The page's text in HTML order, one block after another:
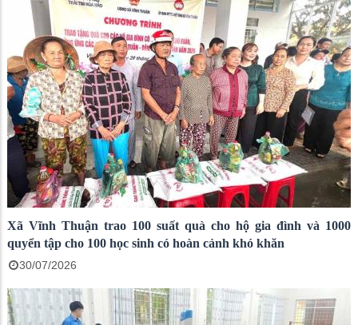
Xã Vĩnh Thuận trao 100 suất quà cho hộ gia đình và 1000
quyển tập cho 100 học sinh có hoàn cảnh khó khăn
30/07/2026